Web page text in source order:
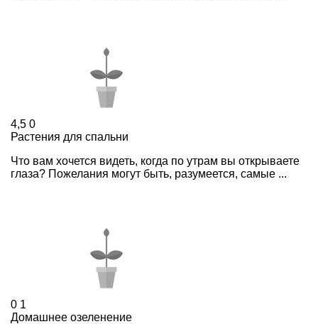
4,5 0
Растения для спальни
Что вам хочется видеть, когда по утрам вы открываете
глаза? Пожелания могут быть, разумеется, самые ...
0 1
Домашнее озеленение